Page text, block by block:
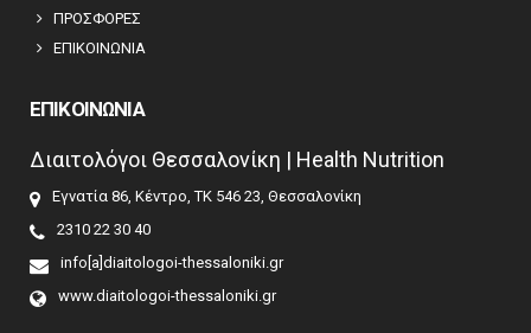
ΠΡΟΣΦΟΡΕΣ
ΕΠΙΚΟΙΝΩΝΙΑ
ΕΠΙΚΟΙΝΩΝΙΑ
Διαιτολόγοι Θεσσαλονίκη | Health Nutrition
Εγνατία 86, Κέντρο, ΤΚ 546 23, Θεσσαλονίκη
2310 22 30 40
info[a]diaitologoi-thessaloniki.gr
www.diaitologoi-thessaloniki.gr